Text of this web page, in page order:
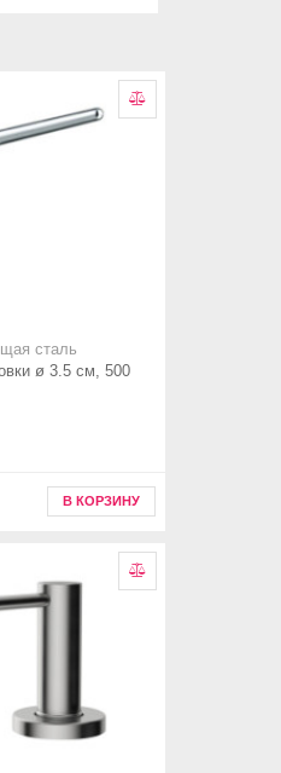
сталь
ø 3.5 см, 500
В КОРЗИНУ